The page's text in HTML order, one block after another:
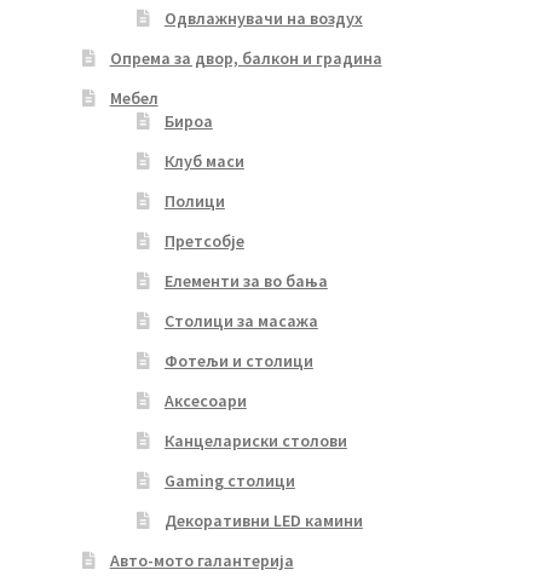
Одвлажнувачи на воздух
Опрема за двор, балкон и градина
Мебел
Бироа
Клуб маси
Полици
Претсобје
Елементи за во бања
Столици за масажа
Фотељи и столици
Аксесоари
Канцелариски столови
Gaming столици
Декоративни LED камини
Авто-мото галантерија